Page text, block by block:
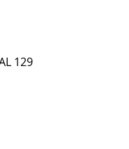
129